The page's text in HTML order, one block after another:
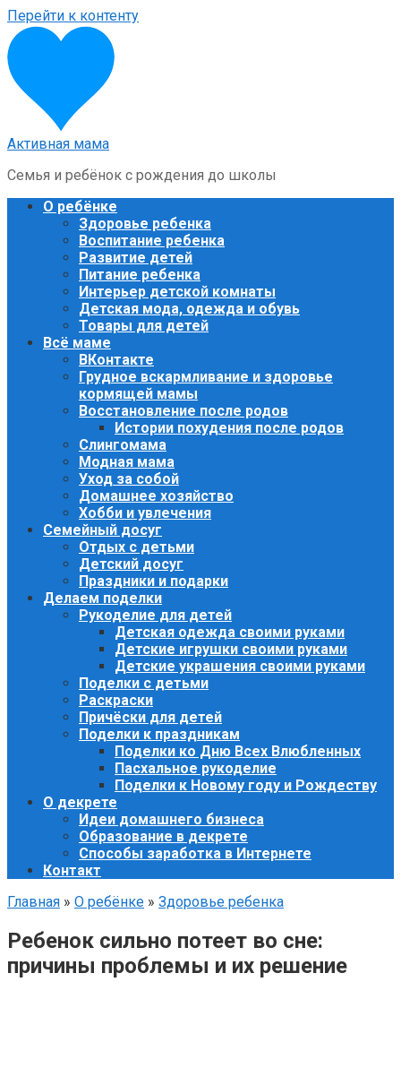
Перейти к контенту
Активная мама
Семья и ребёнок с рождения до школы
О ребёнке
Здоровье ребенка
Воспитание ребенка
Развитие детей
Питание ребенка
Интерьер детской комнаты
Детская мода, одежда и обувь
Товары для детей
Всё маме
ВКонтакте
Грудное вскармливание и здоровье
кормящей мамы
Восстановление после родов
Истории похудения после родов
Слингомама
Модная мама
Уход за собой
Домашнее хозяйство
Хобби и увлечения
Семейный досуг
Отдых с детьми
Детский досуг
Праздники и подарки
Делаем поделки
Рукоделие для детей
Детская одежда своими руками
Детские игрушки своими руками
Детские украшения своими руками
Поделки с детьми
Раскраски
Причёски для детей
Поделки к праздникам
Поделки ко Дню Всех Влюбленных
Пасхальное рукоделие
Поделки к Новому году и Рождеству
О декрете
Идеи домашнего бизнеса
Образование в декрете
Способы заработка в Интернете
Контакт
Главная » О ребёнке » Здоровье ребенка
Ребенок сильно потеет во сне:
причины проблемы и их решение